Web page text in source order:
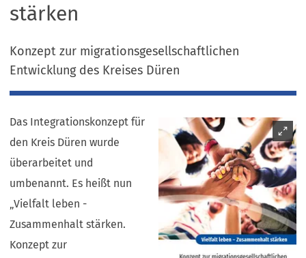
stärken
Konzept zur migrationsgesellschaftlichen
Entwicklung des Kreises Düren
Das Integrationskonzept für
den Kreis Düren wurde
überarbeitet und
umbenannt. Es heißt nun
„Vielfalt leben -
Zusammenhalt stärken.
Konzept zur